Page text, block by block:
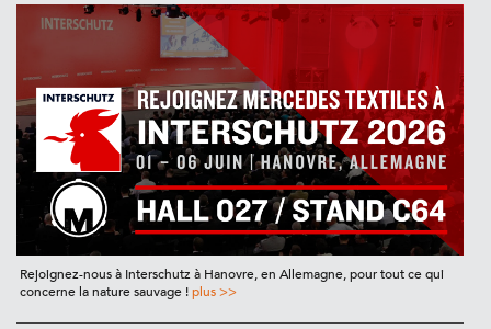
Rejoignez-nous à Interschutz à Hanovre, en Allemagne, pour tout ce qui
concerne la nature sauvage !plus >>